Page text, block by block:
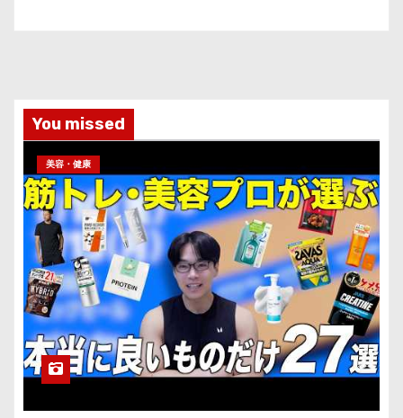
You missed
美容・健康